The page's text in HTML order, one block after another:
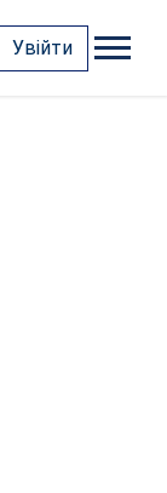
Увійти